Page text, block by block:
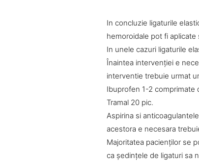
In concluzie ligaturile
hemoroidale pot fi
In unele cazuri ligaturile
Înaintea intervenţiei e
interventie trebuie urmat
Ibuprofen 1-2 comprimate
Tramal 20 pic.
Aspirina si
acestora e necesara
Majoritatea pacienţilor se
ca şedinţele de ligaturi sa